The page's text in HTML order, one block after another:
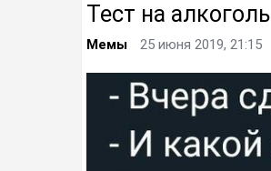
Тест на алкоголь
Мемы 25 июня 2019, 21:15